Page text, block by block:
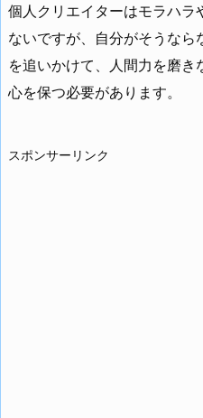
個人クリエイターはモラハラ
ないですが、自分がそうな
を追いかけて、人間力を磨き
心を保つ必要があります。
スポンサーリンク